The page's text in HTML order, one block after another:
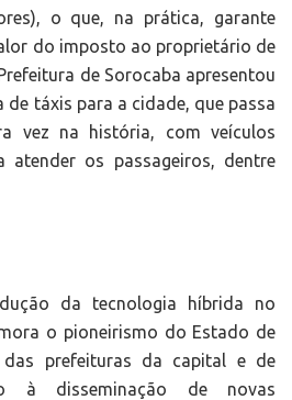
o que, na prática, garante
do imposto ao proprietário de
de Sorocaba apresentou
táxis para a cidade, que passa
vez na história, com veículos
atender os passageiros, dentre
da tecnologia híbrida no
o pioneirismo do Estado de
prefeituras da capital e de
à disseminação de novas